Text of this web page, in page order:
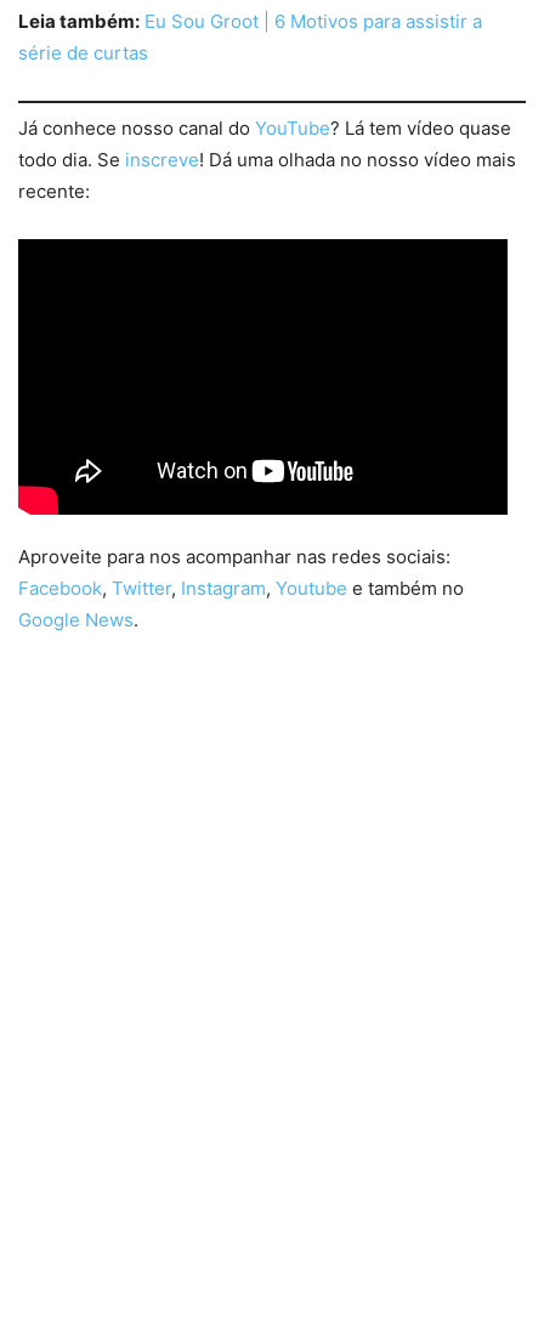
Leia também: Eu Sou Groot | 6 Motivos para assistir a
série de curtas
Já conhece nosso canal do YouTube? Lá tem vídeo quase
todo dia. Se inscreve! Dá uma olhada no nosso vídeo mais
recente:
Aproveite para nos acompanhar nas redes sociais:
Facebook, Twitter, Instagram, Youtube e também no
Google News.